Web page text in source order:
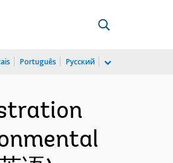
Português Русский